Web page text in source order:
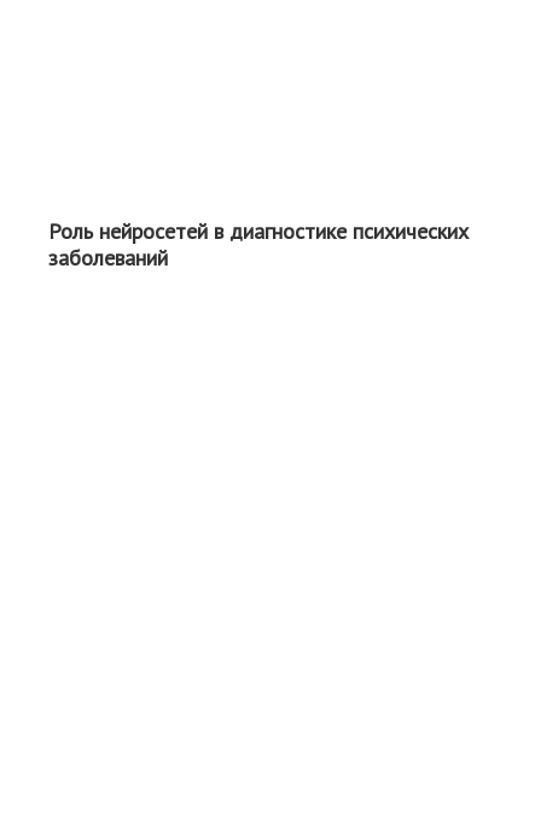
Роль нейросетей в диагностике психических
заболеваний